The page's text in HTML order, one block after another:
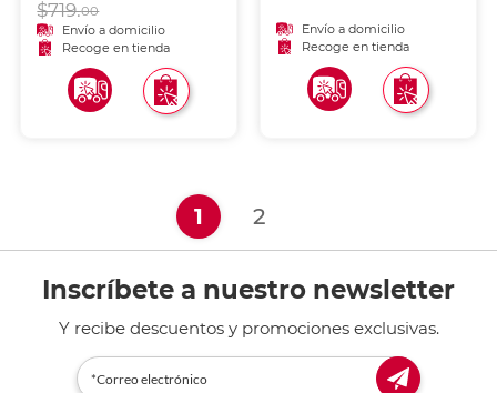
ESCANEA)
$719.00
Envío a domicilio
Recoge en tienda
Envío a domicilio
Recoge en tienda
1(current)
2
Inscríbete a nuestro newsletter
Y recibe descuentos y promociones exclusivas.